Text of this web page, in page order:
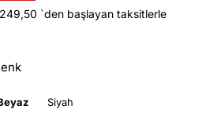
`den başlayan taksitlerle
Siyah